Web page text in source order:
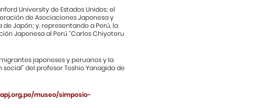
University de Estados Unidos; el
de Asociaciones Japonesa y
Japón; y, representando a Perú, la
Japonesa al Perú “Carlos Chiyoteru
japoneses y peruanos y la
del profesor Toshio Yanagida de
museo/simposio-